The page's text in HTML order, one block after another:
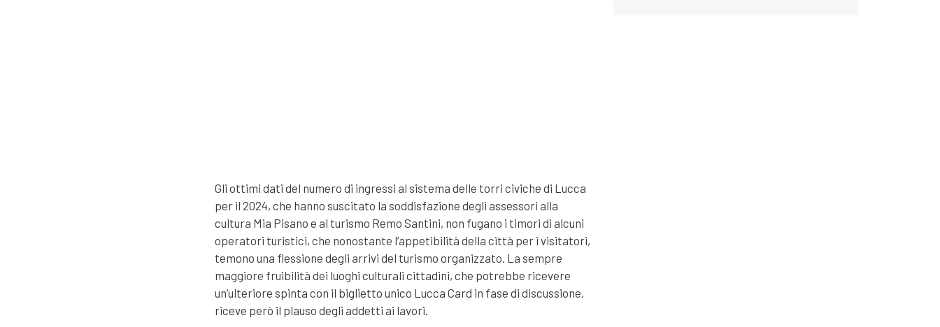
Gli ottimi dati del numero di ingressi al sistema delle torri civiche di Lucca
per il 2024, che hanno suscitato la soddisfazione degli assessori alla
cultura Mia Pisano e al turismo Remo Santini, non fugano i timori di alcuni
operatori turistici, che nonostante l’appetibilità della città per i visitatori,
temono una flessione degli arrivi del turismo organizzato. L a sempre
maggiore fruibilità dei luoghi culturali cittadini, che potrebbe ricevere
un’ulteriore spinta con il biglietto unico Lucca Card in fase di discussione,
riceve però il plauso degli addetti ai lavori.